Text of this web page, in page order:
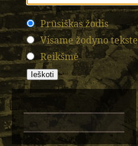
Prūsiškas žodis
Visame žodyno tekste
Reikšmė